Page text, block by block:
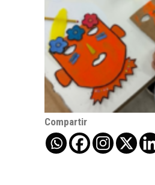
Compartir